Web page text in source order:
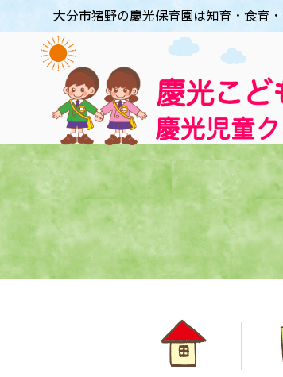
大分市猪野の慶光保育園は知育・食育